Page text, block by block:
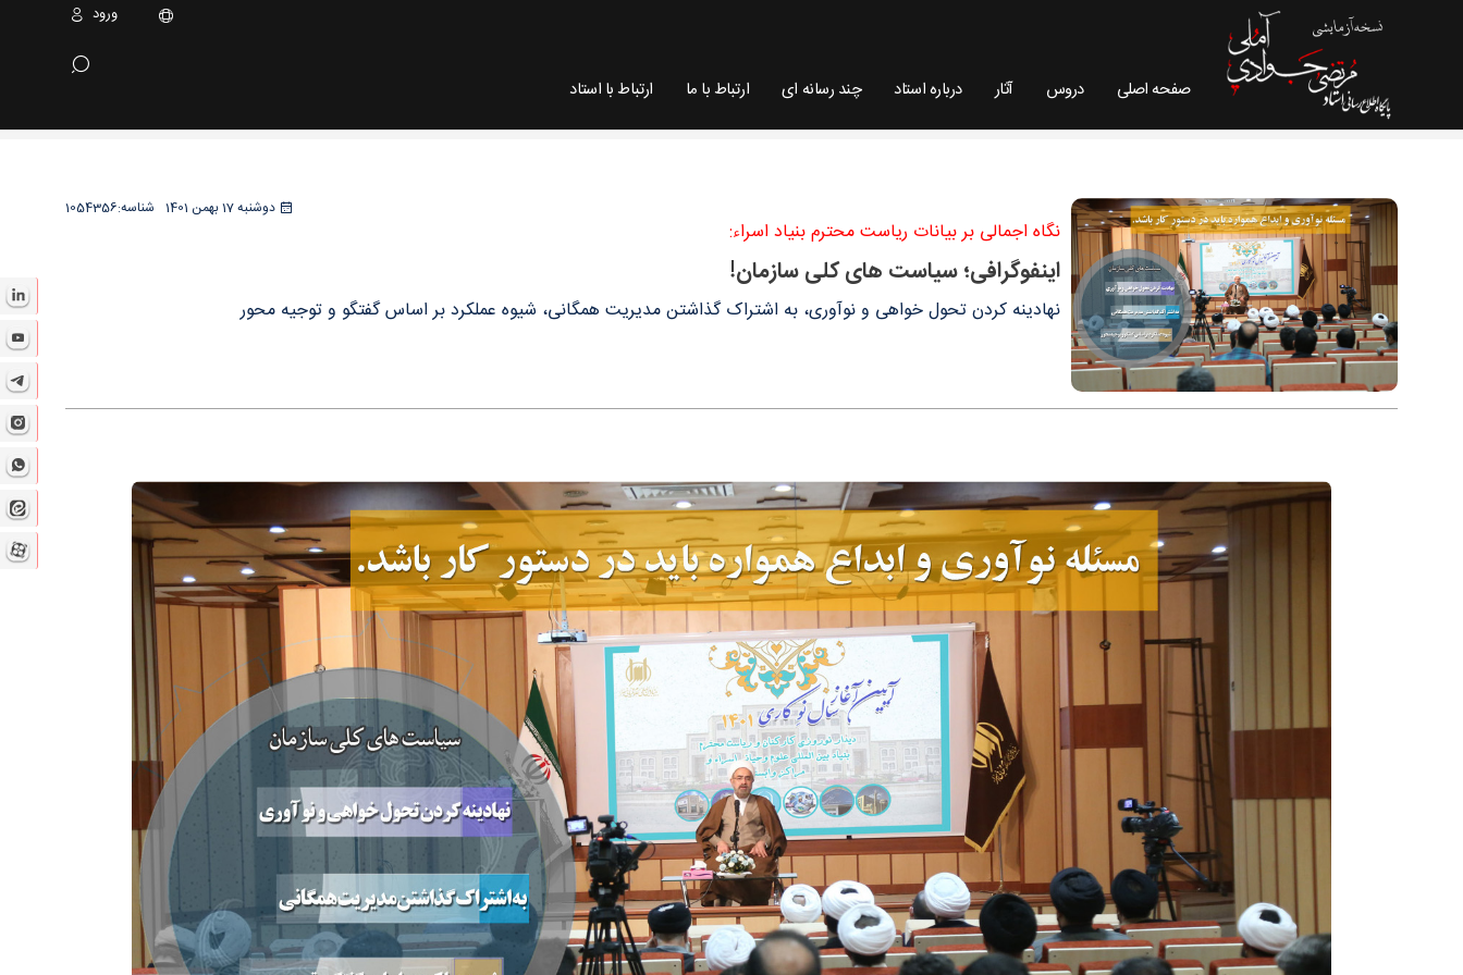
ورود
صفحه اصلی دروس آثار درباره استاد چند رسانه ای ارتباط با ما ارتباط با استاد
دوشنبه 17 بهمن 1401 1054356شناسه:
نگاه اجمالی بر بیانات ریاست محترم بنیاد اسراء:
اینفوگرافی؛ سیاست های کلی سازمان!
نهادینه کردن تحول خواهی و نوآوری، به اشتراک گذاشتن مدیریت همگانی، شیوه عملکرد بر اساس گفتگو و توجیه محور